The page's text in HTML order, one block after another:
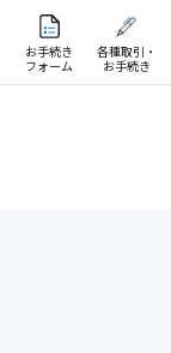
お手続き
フォーム
各種取引・
お手続き